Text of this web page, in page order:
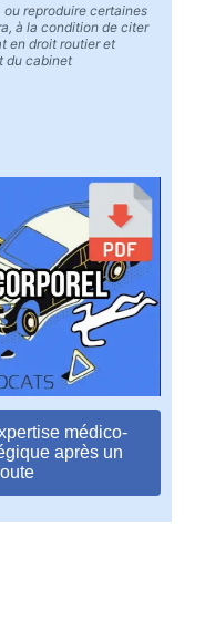
ou reproduire certaines
à la condition de citer
en droit routier et
du cabinet
médico-
après un